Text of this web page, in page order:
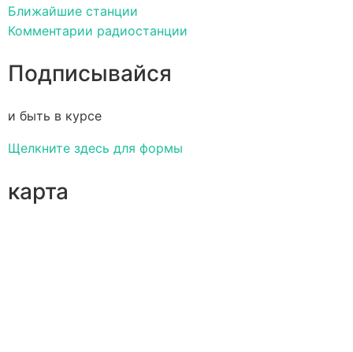
Ближайшие станции
Комментарии радиостанции
Подписывайся
и быть в курсе
Щелкните здесь для формы
карта